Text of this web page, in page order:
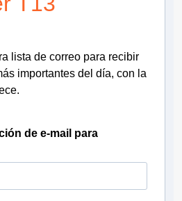
lista de correo para recibir
importantes del día, con la
de e-mail para